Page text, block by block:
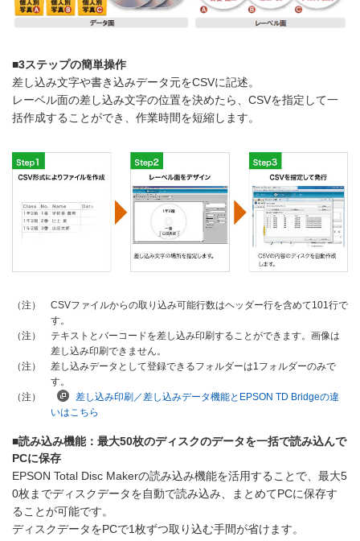
■3ステップの簡単操作
差し込み文字や書き込みデータ元をCSVに記述。
レーベル面の差し込み文字の位置を決めたら、CSVを指定して一
括作成することができ、作業時間を短縮します。
（注）
CSVファイルからの取り込み可能行数はヘッダー行を含めて101行で
す。
（注）
テキストとバーコードを差し込み印刷することができます。画像は
差し込み印刷できません。
（注）
差し込みデータとして登録できるフォルダーは1フォルダーのみで
す。
（注）
差し込み印刷／差し込みデータ機能とEPSON TD Bridgeの違
いはこちら
■読み込み機能：最大50枚のディスクのデータを一括で読み込んで
PCに保存
EPSON Total Disc Makerの読み込み機能を活用することで、最大5
0枚までディスクデータを自動で読み込み、まとめてPCに保存す
ることが可能です。
ディスクデータをPCで1枚ずつ取り込む手間が省けます。